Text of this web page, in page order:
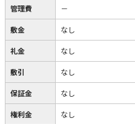
管理費 －
敷金 なし
礼金 なし
敷引 なし
保証金 なし
権利金 なし